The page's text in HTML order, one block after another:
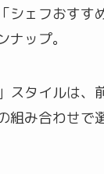
シェフおすす
ップ。
スタイルは、
組み合わせで